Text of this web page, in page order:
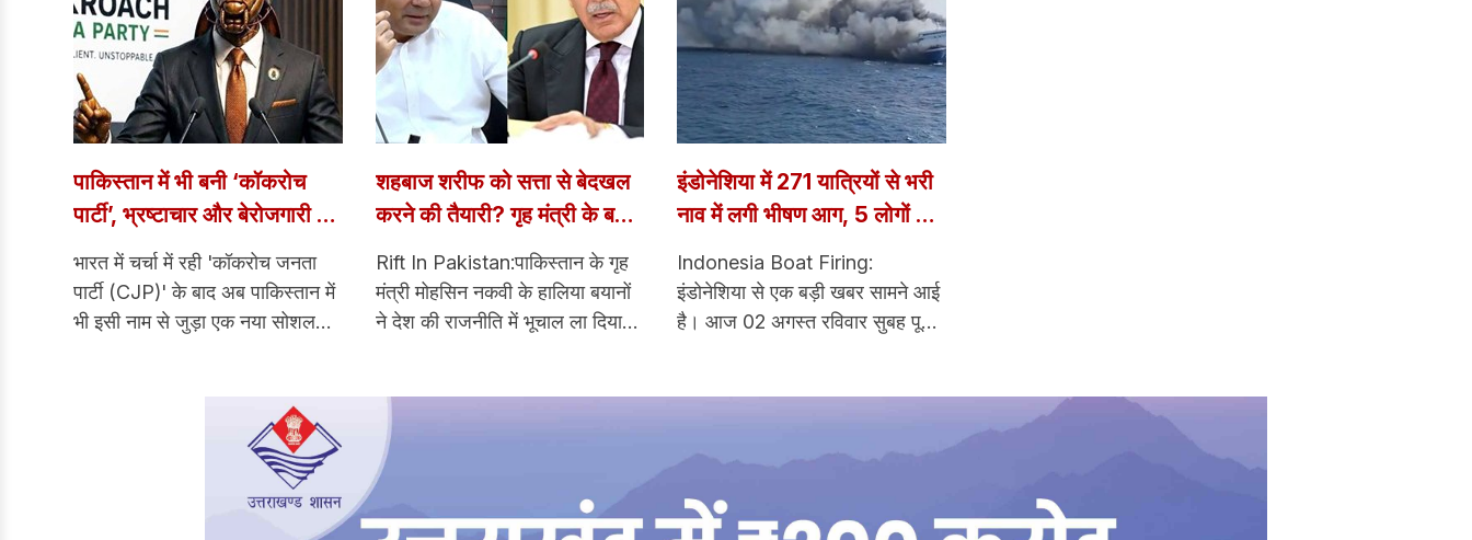
पाकिस्तान में भी बनी ‘कॉकरोच
पार्टी’, भ्रष्टाचार और बेरोजगारी के
खिलाफ शुरू हुई मुहिम
भारत में चर्चा में रही 'कॉकरोच जनता
पार्टी (CJP)' के बाद अब पाकिस्तान में
भी इसी नाम से जुड़ा एक नया सोशल
कहने वाला यह समूह भ्रष्टाचार, खराब
शासन और आर्थिक संकट के खिलाफ
शहबाज शरीफ को सत्ता से बेदखल
करने की तैयारी? गृह मंत्री के बयान
से पाकिस्तान में मचा हड़कंप
Rift In Pakistan:पाकिस्तान के गृह
मंत्री मोहसिन नकवी के हालिया बयानों
ने देश की राजनीति में भूचाल ला दिया
नौकरशाही और राजनीतिक वर्ग के भीतर
हलचल तेज हो गई।
इंडोनेशिया में 271 यात्रियों से भरी
नाव में लगी भीषण आग, 5 लोगों ने
Indonesia Boat Firing:
इंडोनेशिया से एक बड़ी खबर सामने आई
है। आज 02 अगस्त रविवार सुबह पूर्वी
लिया गया है। जानकारी के अनुसार, इस
हादसे में 5 लोगों की मौत हो चुकी हैं,
जबकि 41 लोग अभी भी लापता बताए जा